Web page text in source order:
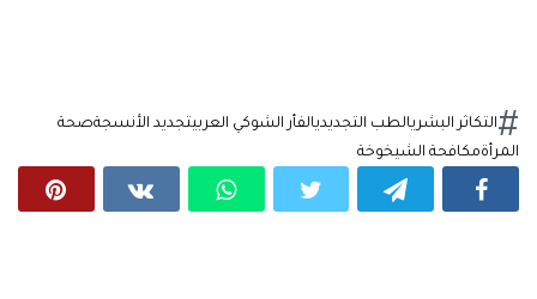
التكاثر البشريالطب التجديديالفأر الشوكي العربيتجديد الأنسجةصحة
المرأةمكافحة الشيخوخة